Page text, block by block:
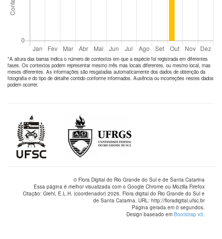
*A altura das barras indica o número de contextos em que a espécie foi registrada em diferentes
fases. Os contextos podem representar mesmo mês mas locais diferentes, ou mesmo local, mas
meses diferentes. As informações são resgatadas automaticamente dos dados de obtenção da
fotografia e do tipo de detalhe contido conforme informados. Ausência ou incorreções nestes dados
podem ocorrer.
© Flora Digital do Rio Grande do Sul e de Santa Catarina
Essa página é melhor visualizada com o Google Chrome ou Mozilla Firefox
Citação: Giehl, E.L.H. (coordenador) 2026. Flora digital do Rio Grande do Sul e
de Santa Catarina. URL: http://floradigital.ufsc.br
Página gerada em 0 segundos.
Design baseado em Bootstrap v3.